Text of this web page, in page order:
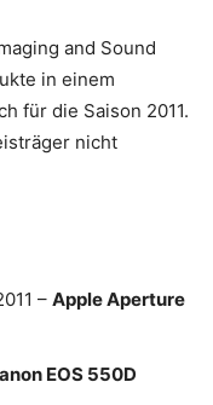
and Sound
in einem
für die Saison 2011.
nicht
– Apple Aperture
EOS 550D